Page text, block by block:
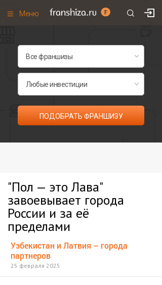
Меню
Франшизы по категориям
Рейтинг франшиз
Все франшизы списком
ПОДОБРАТЬ ФРАНШИЗУ
"Пол — это Лава"
завоевывает города
России и за её
пределами
Узбекистан и Латвия – города
партнеров
25 февраля 2025